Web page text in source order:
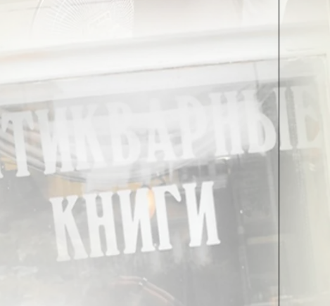
экология (см.резкий и
выход из ВОЗ).
заявлениях взбалмошного и сумасбродного
зрелища, типа представления «гибель Помпеи
чем всё тот же клятый Стокгольмский синдром,
на них и фактически сравнялись с их
и бесстыжие, могут себе позволить не
европейские иждивенцы куда более
имут. Нам одним теперь не разгрести и не